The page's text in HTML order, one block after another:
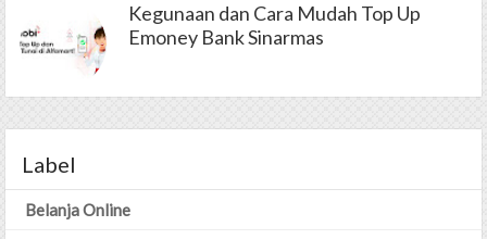
Kegunaan dan Cara Mudah Top Up
Emoney Bank Sinarmas
Label
Belanja Online